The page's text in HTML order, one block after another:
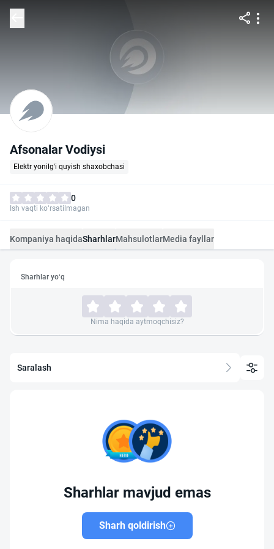
Afsonalar Vodiysi
Elektr yonilg'i quyish shaxobchasi
0
Ish vaqti ko‘rsatilmagan
Kompaniya haqidaSharhlarMahsulotlarMedia fayllar
Sharhlar yo‘q
Nima haqida aytmoqchisiz?
Saralash
Sharhlar mavjud emas
Sharh qoldirish